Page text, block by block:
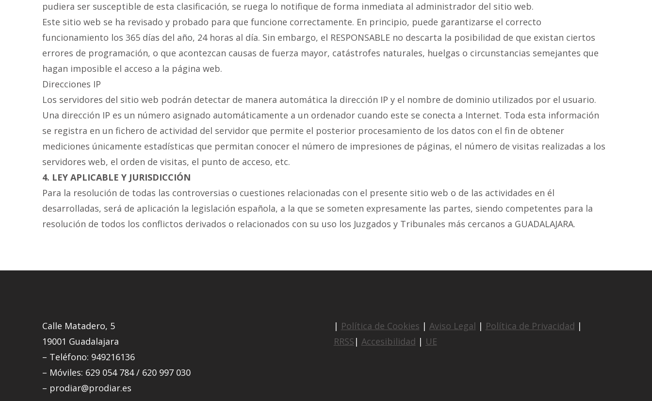
pudiera ser susceptible de esta clasificación, se ruega lo notifique de forma inmediata al administrador del sitio web.
Este sitio web se ha revisado y probado para que funcione correctamente. En principio, puede garantizarse el correcto
funcionamiento los 365 días del año, 24 horas al día. Sin embargo, el RESPONSABLE no descarta la posibilidad de que existan ciertos
errores de programación, o que acontezcan causas de fuerza mayor, catástrofes naturales, huelgas o circunstancias semejantes que
hagan imposible el acceso a la página web.
Direcciones IP
Los servidores del sitio web podrán detectar de manera automática la dirección IP y el nombre de dominio utilizados por el usuario.
Una dirección IP es un número asignado automáticamente a un ordenador cuando este se conecta a Internet. Toda esta información
se registra en un fichero de actividad del servidor que permite el posterior procesamiento de los datos con el fin de obtener
mediciones únicamente estadísticas que permitan conocer el número de impresiones de páginas, el número de visitas realizadas a los
servidores web, el orden de visitas, el punto de acceso, etc.
4. LEY APLICABLE Y JURISDICCIÓN
Para la resolución de todas las controversias o cuestiones relacionadas con el presente sitio web o de las actividades en él
desarrolladas, será de aplicación la legislación española, a la que se someten expresamente las partes, siendo competentes para la
resolución de todos los conflictos derivados o relacionados con su uso los Juzgados y Tribunales más cercanos a GUADALAJARA.
Calle Matadero, 5
19001 Guadalajara
– Teléfono: 949216136
– Móviles: 629 054 784 / 620 997 030
– prodiar@prodiar.es
| Política de Cookies | Aviso Legal | Política de Privacidad |
RRSS | Accesibilidad | UE